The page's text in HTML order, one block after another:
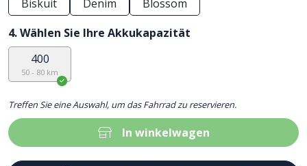
Biskuit
Denim
Blossom
4. Wählen Sie Ihre Akkukapazität
400
50 - 80 km
Treffen Sie eine Auswahl, um das Fahrrad zu reservieren.
In winkelwagen